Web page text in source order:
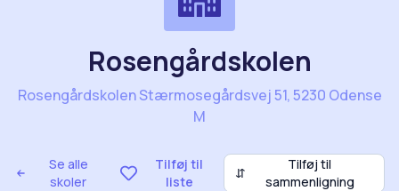
Se alle
skoler
Tilføj til
liste
⇵
Tilføj til
sammenligning
Rosengårdskolen
Rosengårdskolen Stærmosegårdsvej 51, 5230 Odense
M